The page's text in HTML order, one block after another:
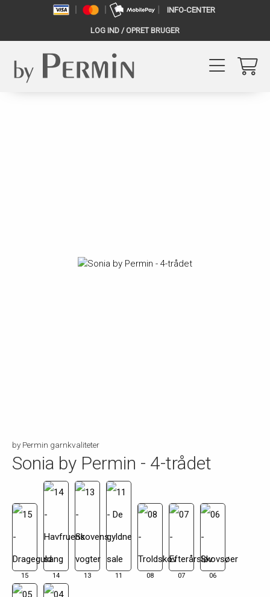
INFO-CENTER
LOG IND / OPRET BRUGER
by Permin garnkvaliteter
Sonia by Permin - 4-trådet
15 14 13 11 08 07 06